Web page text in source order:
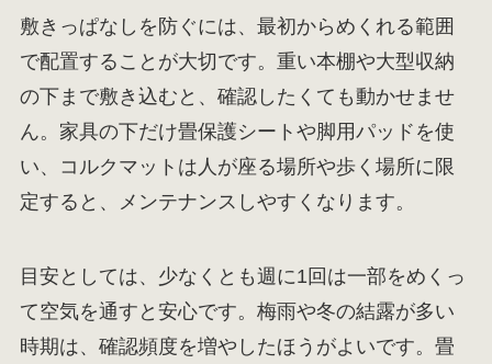
敷きっぱなしを防ぐには、最初からめくれる範囲
で配置することが大切です。重い本棚や大型収納
の下まで敷き込むと、確認したくても動かせませ
ん。家具の下だけ畳保護シートや脚用パッドを使
い、コルクマットは人が座る場所や歩く場所に限
定すると、メンテナンスしやすくなります。
目安としては、少なくとも週に1回は一部をめくっ
て空気を通すと安心です。梅雨や冬の結露が多い
時期は、確認頻度を増やしたほうがよいです。畳